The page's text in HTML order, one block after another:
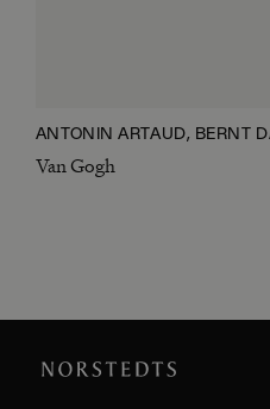
ANTONIN ARTAUD, BERNT
Van Gogh